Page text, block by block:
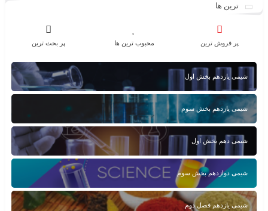
ترین ها
پر فروش ترین محبوب ترین ها پر بحث ترین
شیمی یازدهم بخش اول
شیمی یازدهم بخش سوم
شیمی دهم بخش اول
شیمی دوازدهم بخش سوم
شیمی یازدهم فصل دوم